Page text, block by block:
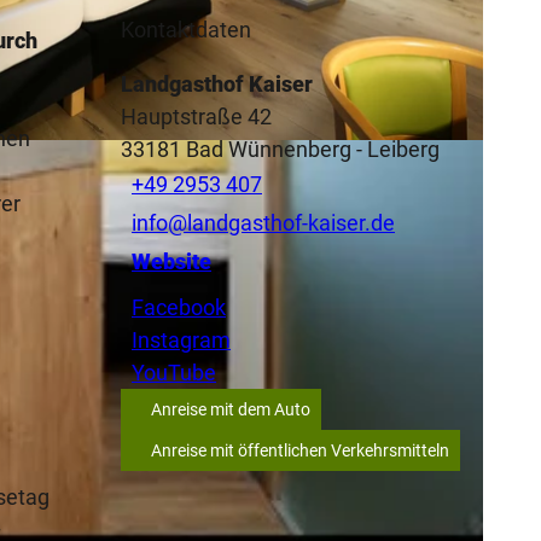
Kontaktdaten
Landgasthof Kaiser
Hauptstraße 42
33181Bad Wünnenberg- Leiberg
+49 2953 407
info@landgasthof-kaiser.de
Website
Facebook
Instagram
YouTube
Anreise mit dem Auto
Anreise mit öffentlichen Verkehrsmitteln